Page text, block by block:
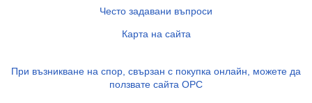
Често задавани въпроси
Карта на сайта
При възникване на спор, свързан с покупка онлайн, можете да
ползвате сайта ОРС